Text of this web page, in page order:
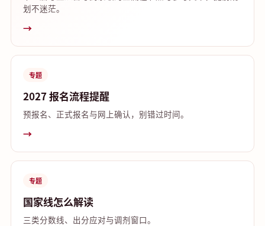
划不迷茫。
→
专题
2027 报名流程提醒
预报名、正式报名与网上确认，别错过时间。
→
专题
国家线怎么解读
三类分数线、出分应对与调剂窗口。